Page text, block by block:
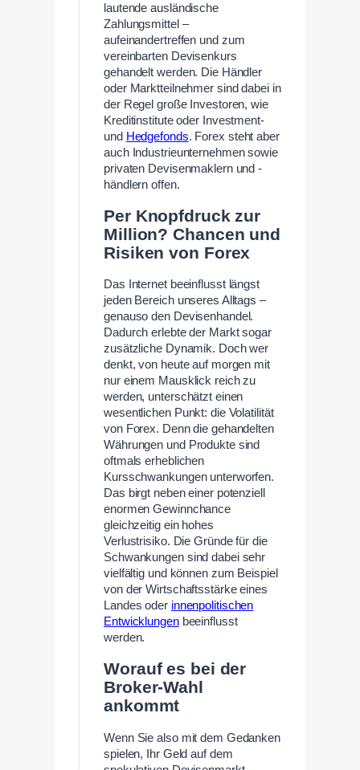
lautende ausländische
Zahlungsmittel –
aufeinandertreffen und zum
vereinbarten Devisenkurs
gehandelt werden. Die Händler
oder Marktteilnehmer sind dabei in
der Regel große Investoren, wie
Kreditinstitute oder Investment-
und Hedgefonds. Forex steht aber
auch Industrieunternehmen sowie
privaten Devisenmaklern und -
händlern offen.
Per Knopfdruck zur
Million? Chancen und
Risiken von Forex
Das Internet beeinflusst längst
jeden Bereich unseres Alltags –
genauso den Devisenhandel.
Dadurch erlebte der Markt sogar
zusätzliche Dynamik. Doch wer
denkt, von heute auf morgen mit
nur einem Mausklick reich zu
werden, unterschätzt einen
wesentlichen Punkt: die Volatilität
von Forex. Denn die gehandelten
Währungen und Produkte sind
oftmals erheblichen
Kursschwankungen unterworfen.
Das birgt neben einer potenziell
enormen Gewinnchance
gleichzeitig ein hohes
Verlustrisiko. Die Gründe für die
Schwankungen sind dabei sehr
vielfältig und können zum Beispiel
von der Wirtschaftsstärke eines
Landes oder innenpolitischen
Entwicklungenbeeinflusst
werden.
Worauf es bei der
Broker-Wahl
ankommt
Wenn Sie also mit dem Gedanken
spielen, Ihr Geld auf dem